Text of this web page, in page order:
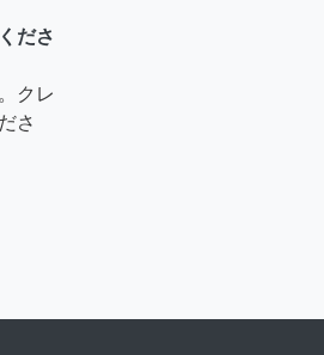
ださ
クレ
さ